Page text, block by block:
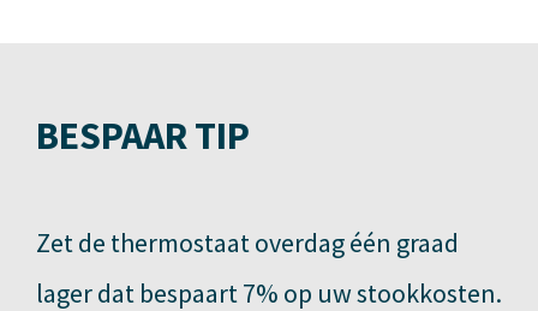
BESPAAR TIP
Zet de thermostaat overdag één graad
lager dat bespaart 7% op uw stookkosten.